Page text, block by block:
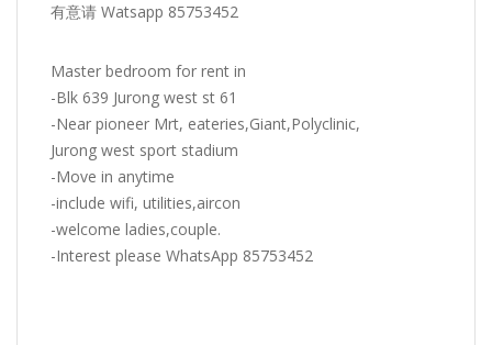
有意请 Watsapp 85753452
Master bedroom for rent in
-Blk 639 Jurong west st 61
-Near pioneer Mrt, eateries,Giant,Polyclinic,
Jurong west sport stadium
-Move in anytime
-include wifi, utilities,aircon
-welcome ladies,couple.
-Interest please WhatsApp 85753452